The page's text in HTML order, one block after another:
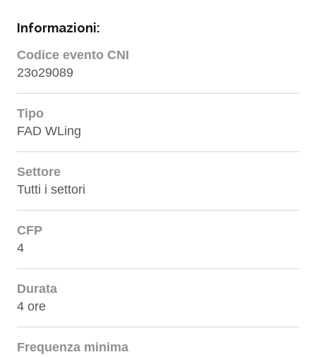
Informazioni:
Codice evento CNI
23o29089
Tipo
FAD WLing
Settore
Tutti i settori
CFP
4
Durata
4 ore
Frequenza minima